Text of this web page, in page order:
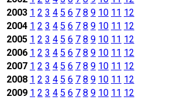
2003 1 2 3 4 5 6 7 8 9 10 11 12
2004 1 2 3 4 5 6 7 8 9 10 11 12
2005 1 2 3 4 5 6 7 8 9 10 11 12
2006 1 2 3 4 5 6 7 8 9 10 11 12
2007 1 2 3 4 5 6 7 8 9 10 11 12
2008 1 2 3 4 5 6 7 8 9 10 11 12
2009 1 2 3 4 5 6 7 8 9 10 11 12